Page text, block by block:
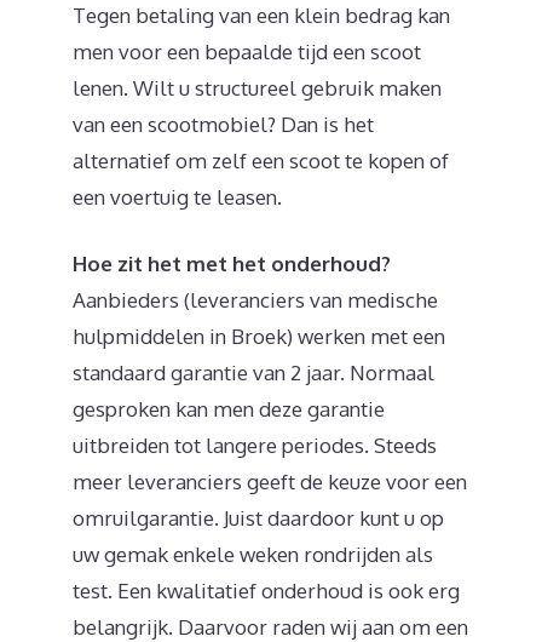
Tegen betaling van een klein bedrag kan
men voor een bepaalde tijd een scoot
lenen. Wilt u structureel gebruik maken
van een scootmobiel? Dan is het
alternatief om zelf een scoot te kopen of
een voertuig te leasen.
Hoe zit het met het onderhoud?
Aanbieders (leveranciers van medische
hulpmiddelen in Broek) werken met een
standaard garantie van 2 jaar. Normaal
gesproken kan men deze garantie
uitbreiden tot langere periodes. Steeds
meer leveranciers geeft de keuze voor een
omruilgarantie. Juist daardoor kunt u op
uw gemak enkele weken rondrijden als
test. Een kwalitatief onderhoud is ook erg
belangrijk. Daarvoor raden wij aan om een